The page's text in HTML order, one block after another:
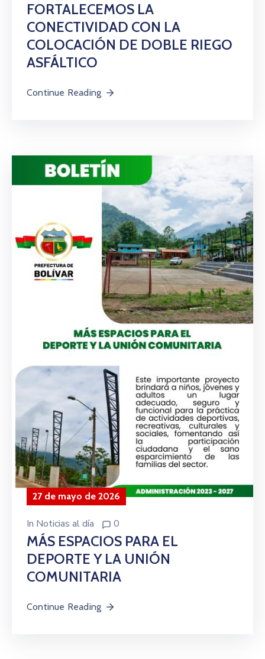
FORTALECEMOS LA
CONECTIVIDAD CON LA
COLOCACIÓN DE DOBLE RIEGO
ASFÁLTICO
Continue Reading
27 de mayo de 2026
In Noticias al día 0
MÁS ESPACIOS PARA EL
DEPORTE Y LA UNIÓN
COMUNITARIA
Continue Reading